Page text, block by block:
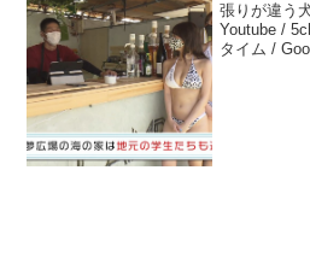
張りが違う
Youtube /
タイム /